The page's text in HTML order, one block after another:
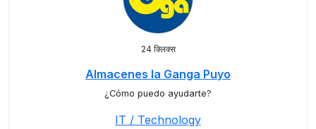
24 क्लिक्स
Almacenes la Ganga Puyo
¿Cómo puedo ayudarte?
IT / Technology